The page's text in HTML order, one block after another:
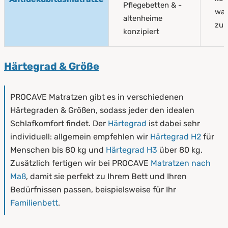
Pflegebetten & -
altenheime
konzipiert
zur
Härtegrad & Größe
PROCAVE Matratzen gibt es in verschiedenen
Härtegraden & Größen, sodass jeder den idealen
Schlafkomfort findet. Der Härtegrad ist dabei sehr
individuell: allgemein empfehlen wir Härtegrad H2 für
Menschen bis 80 kg und Härtegrad H3 über 80 kg.
Zusätzlich fertigen wir bei PROCAVE Matratzen nach
Maß, damit sie perfekt zu Ihrem Bett und Ihren
Bedürfnissen passen, beispielsweise für Ihr
Familienbett.